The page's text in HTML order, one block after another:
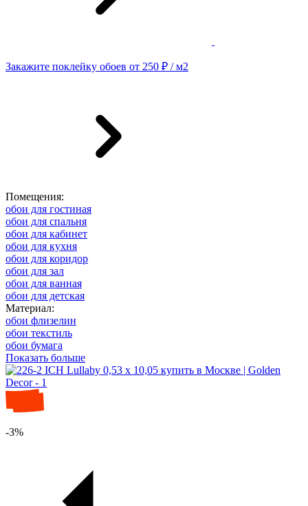
Закажите поклейку обоев от 250 ₽ / м2
Помещения:
обои для гостиная
обои для спальня
обои для кабинет
обои для кухня
обои для коридор
обои для зал
обои для ванная
обои для детская
Материал:
обои флизелин
обои текстиль
обои бумага
Показать больше
-3%